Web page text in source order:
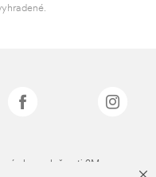
známky spoločnosti 3M.